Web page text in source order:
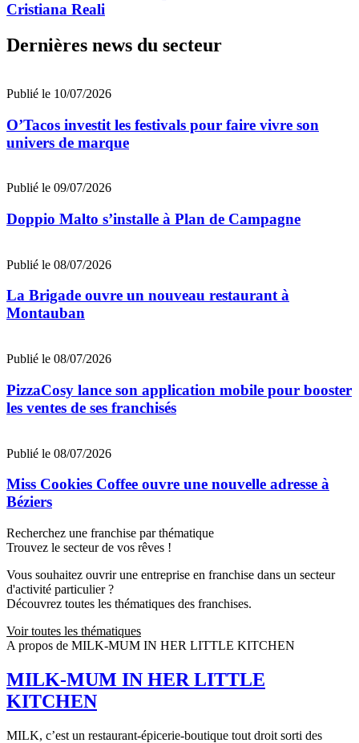
Cristiana Reali
Dernières news du secteur
Publié le 10/07/2026
O’Tacos investit les festivals pour faire vivre son
univers de marque
Publié le 09/07/2026
Doppio Malto s’installe à Plan de Campagne
Publié le 08/07/2026
La Brigade ouvre un nouveau restaurant à
Montauban
Publié le 08/07/2026
PizzaCosy lance son application mobile pour booster
les ventes de ses franchisés
Publié le 08/07/2026
Miss Cookies Coffee ouvre une nouvelle adresse à
Béziers
Recherchez une franchise par thématique
Trouvez le secteur de vos rêves !
Vous souhaitez ouvrir une entreprise en franchise dans un secteur
d'activité particulier ?
Découvrez toutes les thématiques des franchises.
Voir toutes les thématiques
A propos de MILK-MUM IN HER LITTLE KITCHEN
MILK-MUM IN HER LITTLE
KITCHEN
MILK, c’est un restaurant-épicerie-boutique tout droit sorti des